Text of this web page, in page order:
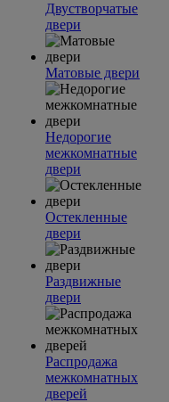
Двустворчатые
двери
Матовые двери
Недорогие
межкомнатные
двери
Остекленные
двери
Раздвижные
двери
Распродажа
межкомнатных
дверей